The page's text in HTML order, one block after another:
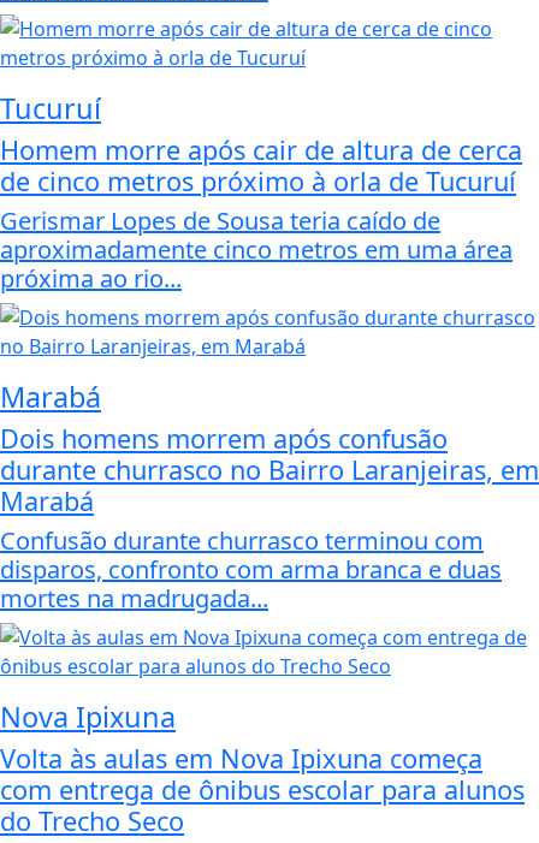
Tucuruí
Homem morre após cair de altura de cerca
de cinco metros próximo à orla de Tucuruí
Gerismar Lopes de Sousa teria caído de
aproximadamente cinco metros em uma área
próxima ao rio...
Marabá
Dois homens morrem após confusão
durante churrasco no Bairro Laranjeiras, em
Marabá
Confusão durante churrasco terminou com
disparos, confronto com arma branca e duas
mortes na madrugada...
Nova Ipixuna
Volta às aulas em Nova Ipixuna começa
com entrega de ônibus escolar para alunos
do Trecho Seco